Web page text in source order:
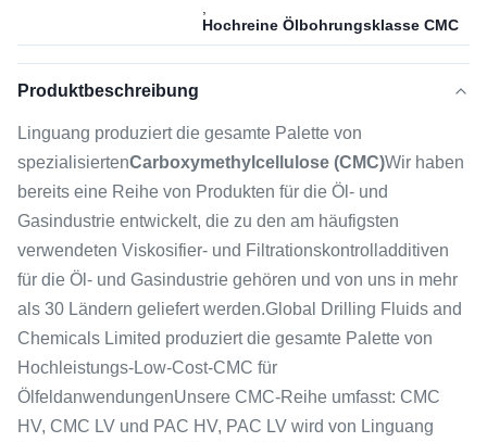
Hochreine Ölbohrungsklasse CMC
Produktbeschreibung
Linguang produziert die gesamte Palette von
spezialisiertenCarboxymethylcellulose (CMC)Wir haben
bereits eine Reihe von Produkten für die Öl- und
Gasindustrie entwickelt, die zu den am häufigsten
verwendeten Viskosifier- und Filtrationskontrolladditiven
für die Öl- und Gasindustrie gehören und von uns in mehr
als 30 Ländern geliefert werden.Global Drilling Fluids and
Chemicals Limited produziert die gesamte Palette von
Hochleistungs-Low-Cost-CMC für
ÖlfeldanwendungenUnsere CMC-Reihe umfasst: CMC
HV, CMC LV und PAC HV, PAC LV wird von Linguang